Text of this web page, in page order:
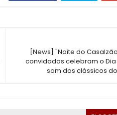
[News] "Noite do
convidados celebram o
som dos clássicos